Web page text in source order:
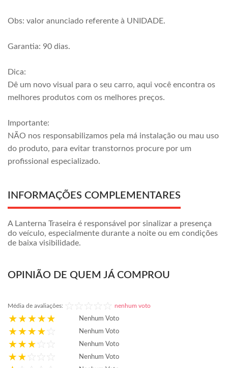
Obs: valor anunciado referente à UNIDADE.
Garantia: 90 dias.
Dica:
Dê um novo visual para o seu carro, aqui você encontra os
melhores produtos com os melhores preços.
Importante:
NÃO nos responsabilizamos pela má instalação ou mau uso
do produto, para evitar transtornos procure por um
profissional especializado.
INFORMAÇÕES COMPLEMENTARES
A Lanterna Traseira é responsável por sinalizar a presença
do veículo, especialmente durante a noite ou em condições
de baixa visibilidade.
OPINIÃO DE QUEM JÁ COMPROU
Média de avaliações: nenhum voto
Nenhum Voto
Nenhum Voto
Nenhum Voto
Nenhum Voto